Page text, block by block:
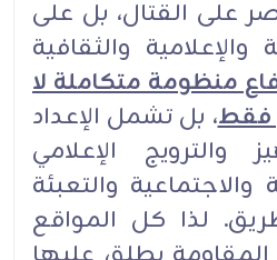
على القتال، بل على
والثقافية
منظومة متكاملة لا
فقط، بل تشمل الإعداد
والترويج الإعلامي
والاجتماعية والتعبئة
لذا كل المواقع